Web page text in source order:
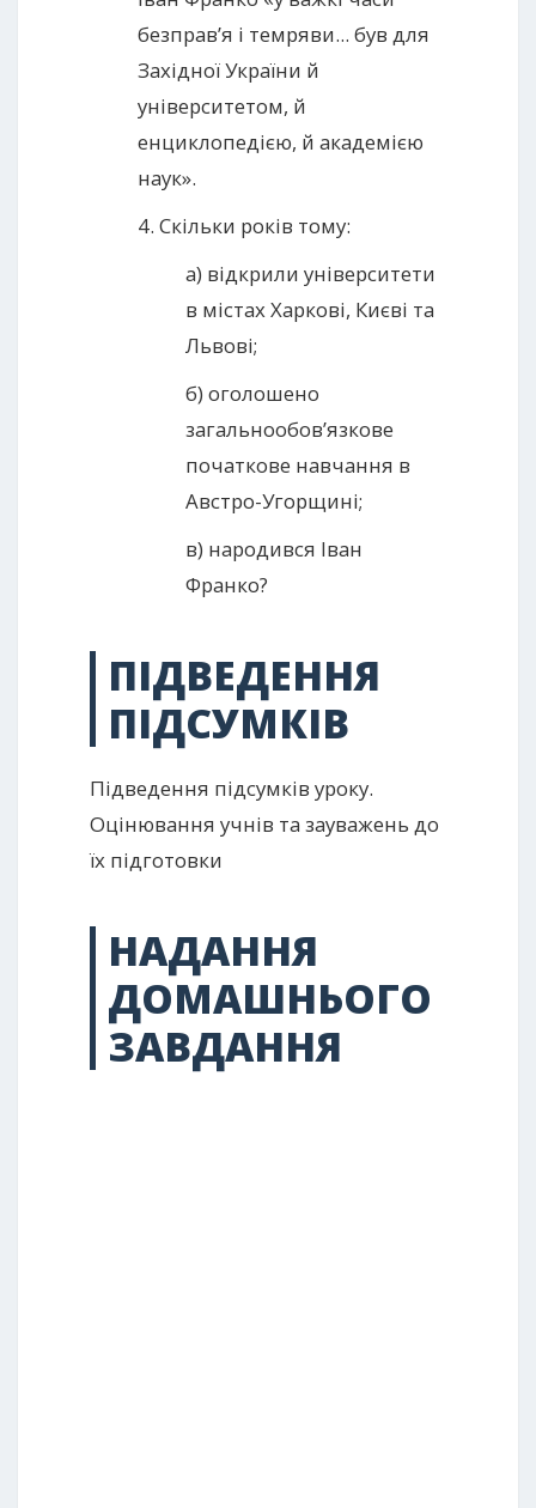
безправ’я і темряви... був для
Західної України й
університетом, й
енциклопедією, й академією
наук».
4. Скільки років тому:
а) відкрили університети
в містах Харкові, Києві та
Львові;
б) оголошено
загальнообов’язкове
початкове навчання в
Австро-Угорщині;
в) народився Іван
Франко?
ПІДВЕДЕННЯ
ПІДСУМКІВ
Підведення підсумків уроку.
Оцінювання учнів та зауважень до
їх підготовки
НАДАННЯ
ДОМАШНЬОГО
ЗАВДАННЯ